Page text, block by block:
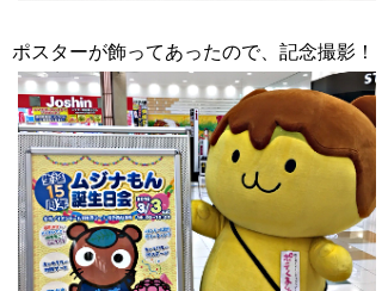
ポスターが飾ってあったので、記念撮影！